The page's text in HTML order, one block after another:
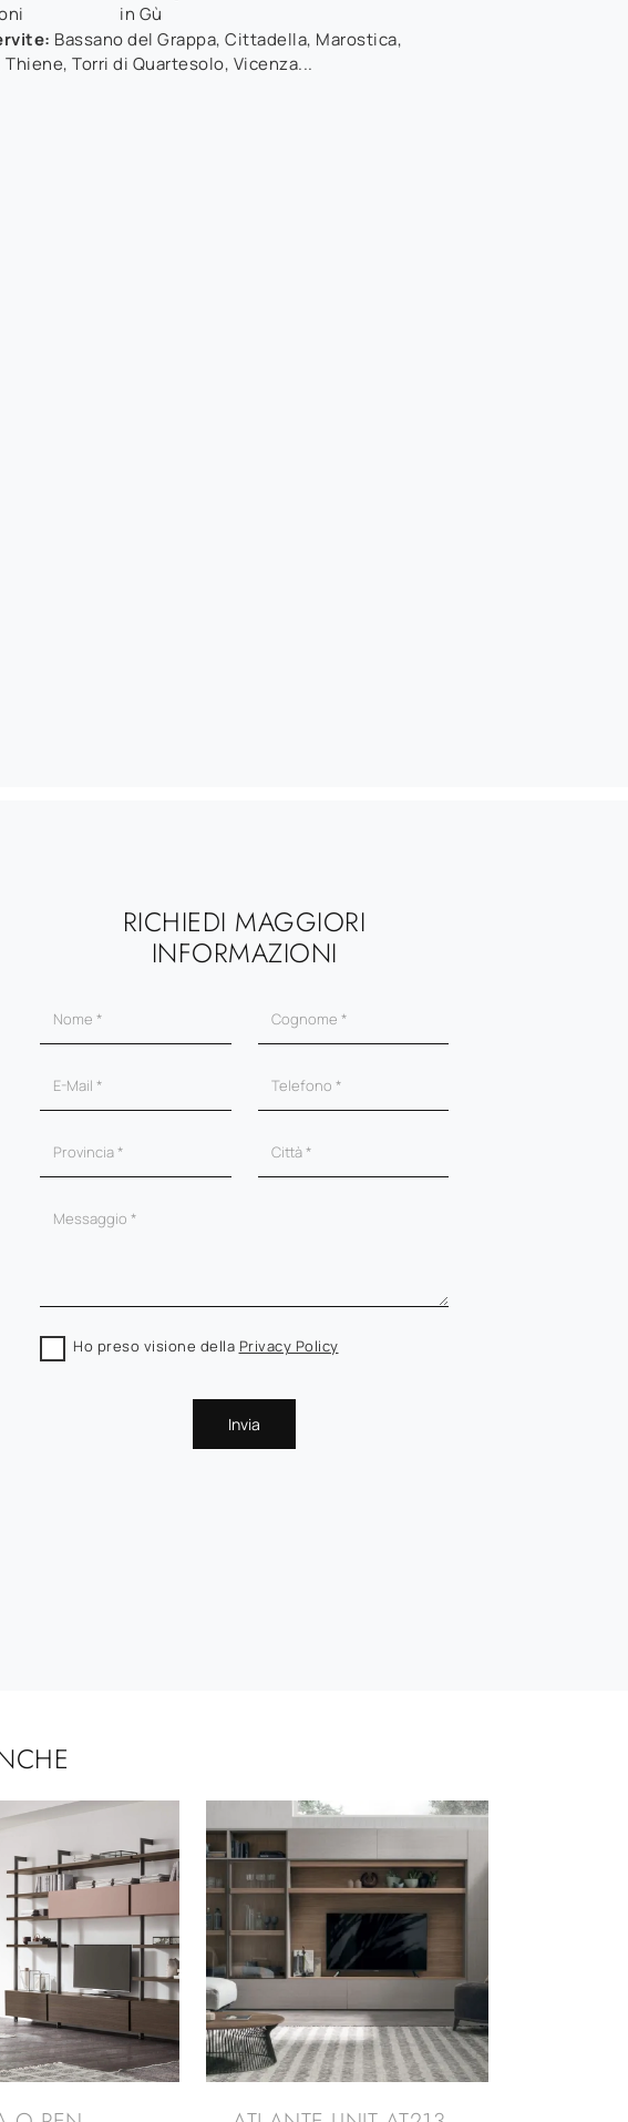
in Gù
Bassano del Grappa, Cittadella, Marostica,
Thiene, Torri di Quartesolo, Vicenza...
RICHIEDI MAGGIORI
INFORMAZIONI
Ho preso visione della Privacy Policy
Invia